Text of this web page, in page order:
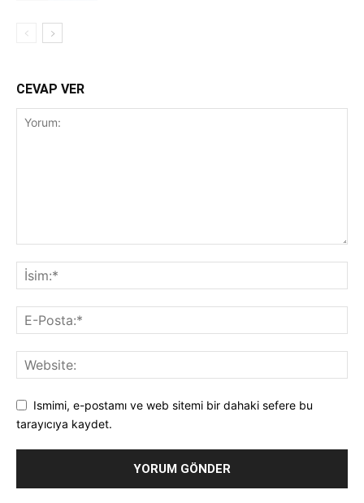
CEVAP VER
Ismimi, e-postamı ve web sitemi bir dahaki sefere bu
tarayıcıya kaydet.